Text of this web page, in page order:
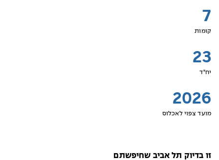
7
קומות
23
יח"ד
2026
מועד צפוי לאכלוס
זו בדיוק תל אביב שחיפשתם